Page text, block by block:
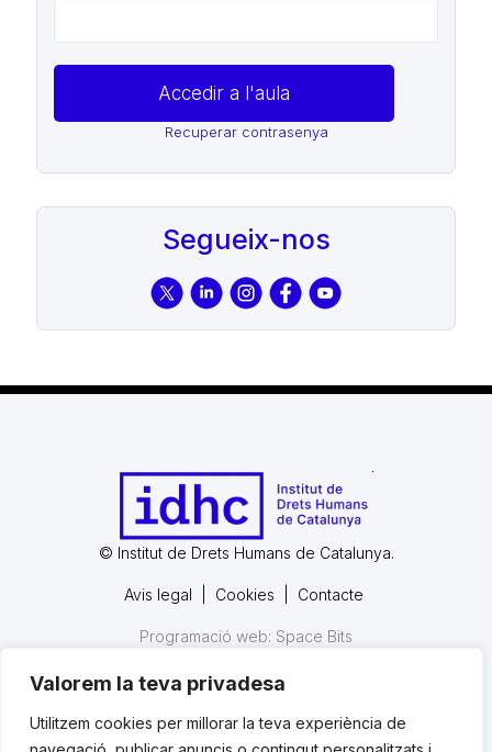
Valorem la teva privadesa
Utilitzem cookies per millorar la teva experiència de
Recuperar contrasenya
Segueix-nos
© Institut de Drets Humans de Catalunya.
Avis legal Cookies Contacte
Programació web: Space Bits
© Institut de Drets Humans de Catalunya.